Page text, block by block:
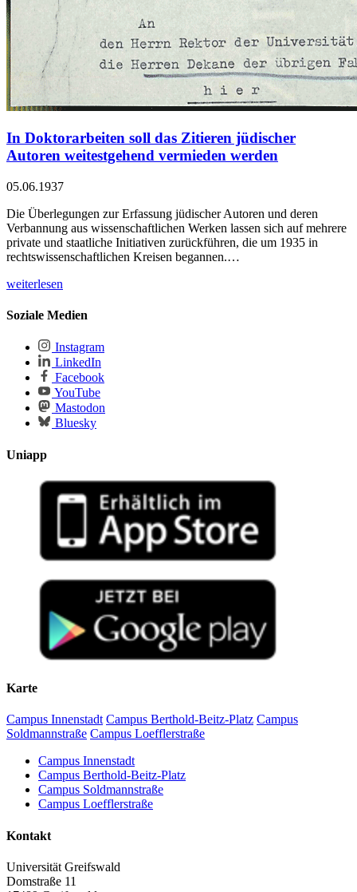
In Doktorarbeiten soll das Zitieren jüdischer
Autoren weitestgehend vermieden werden
05.06.1937
Die Überlegungen zur Erfassung jüdischer Autoren und deren
Verbannung aus wissenschaftlichen Werken lassen sich auf mehrere
private und staatliche Initiativen zurückführen, die um 1935 in
rechtswissenschaftlichen Kreisen begannen.…
weiterlesen
Soziale Medien
Instagram
LinkedIn
Facebook
YouTube
Mastodon
Bluesky
Uniapp
Karte
Campus Innenstadt Campus Berthold-Beitz-Platz Campus
Soldmannstraße Campus Loefflerstraße
Campus Innenstadt
Campus Berthold-Beitz-Platz
Campus Soldmannstraße
Campus Loefflerstraße
Kontakt
Universität Greifswald
Domstraße 11